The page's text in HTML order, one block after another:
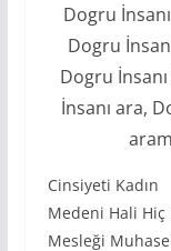
Dogru
Dogru
Dogru
İnsanı ara,
Cinsiyeti Kadın
Medeni Hali Hiç
Mesleği